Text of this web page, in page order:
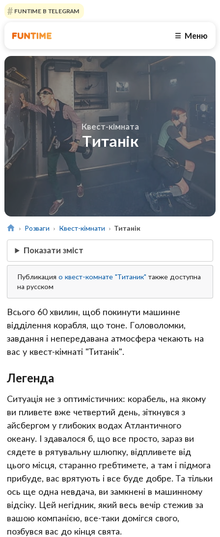
FUNTIME В TELEGRAM
☰ Меню
Квест-кімната
Титанік
Розваги Квест-кімнати Титанік
Показати зміст
Публикацияо квест-комнате "Титаник" также доступна
на русском
Всього 60 хвилин, щоб покинути машинне
відділення корабля, що тоне. Головоломки,
завдання і непередавана атмосфера чекають на
вас у квест-кімнаті "Титанік".
Легенда
Ситуація не з оптимістичних: корабель, на якому
ви пливете вже четвертий день, зіткнувся з
айсбергом у глибоких водах Атлантичного
океану. І здавалося б, що все просто, зараз ви
сядете в рятувальну шлюпку, відпливете від
цього місця, старанно гребтимете, а там і підмога
прибуде, вас врятують і все буде добре. Та тільки
ось ще одна невдача, ви замкнені в машинному
відсіку. Цей негідник, який весь вечір стежив за
вашою компанією, все-таки домігся свого,
позбувся вас до кінця свята.